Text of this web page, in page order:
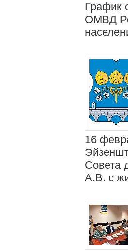
График
ОМВД
16
Совета
А.В. с